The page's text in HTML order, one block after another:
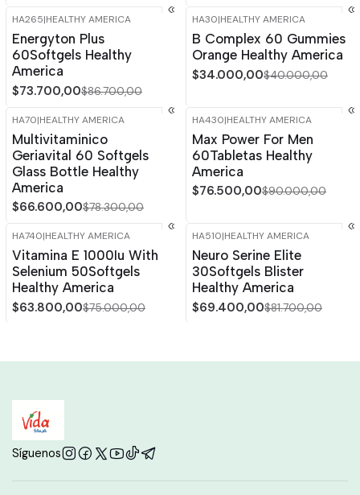
OFF
HA265|HEALTHY AMERICA
Energyton Plus
60Softgels Healthy
America
$73.700,00$86.700,00
-15%
HA30|HEALTHY AMERICA
B Complex 60 Gummies
Orange Healthy America
$34.000,00$40.000,00
-15% OFF
HA70|HEALTHY AMERICA
Multivitaminico
Geriavital 60 Softgels
Glass Bottle Healthy
America
$66.600,00$78.300,00
-15% OFF
HA430|HEALTHY AMERICA
Max Power For Men
60Tabletas Healthy
America
$76.500,00$90.000,00
OFF
HA740|HEALTHY AMERICA
Vitamina E 1000Iu With
Selenium 50Softgels
Healthy America
$63.800,00$75.000,00
-15%
HA510|HEALTHY AMERICA
Neuro Serine Elite
30Softgels Blister
Healthy America
$69.400,00$81.700,00
Síguenos